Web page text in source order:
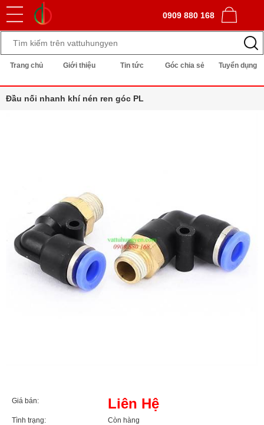
0909 880 168
Trang chủ Giới thiệu Tin tức Góc chia sẻ Tuyển dụng
Đầu nối nhanh khí nén ren góc PL
Giá bán: Liên Hệ
Tình trạng: Còn hàng